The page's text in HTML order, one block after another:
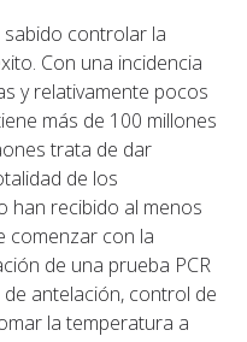
controlar la
Con una incidencia
y relativamente pocos
más de 100 millones
trata de dar
de los
han recibido al menos
comenzar con la
de una prueba PCR
antelación, control de
la temperatura a